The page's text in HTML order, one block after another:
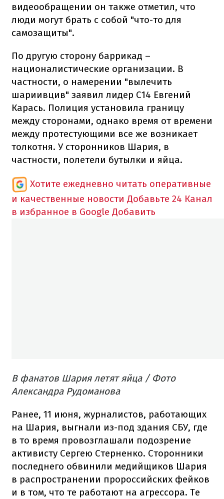
видеообращении он также отметил, что
люди могут брать с собой "что-то для
самозащиты".
По другую сторону баррикад –
националистические организации. В
частности, о намерении "вылечить
шариивцив" заявил лидер С14 Евгений
Карась. Полиция установила границу
между сторонами, однако время от времени
между протестующими все же возникает
толкотня. У сторонников Шария, в
частности, полетели бутылки и яйца.
Хотите ежедневно читать оперативные
и качественные новости Добавьте 24 Канал
в избранное в Google Добавить
В фанатов Шария летят яйца / Фото
Александра Рудоманова
Ранее, 11 июня, журналистов, работающих
на Шария, выгнали из-под здания СБУ, где
в то время провозглашали подозрение
активисту Сергею Стерненко. Сторонники
последнего обвинили медийщиков Шария
в распространении пророссийских фейков
и в том, что те работают на агрессора. Те